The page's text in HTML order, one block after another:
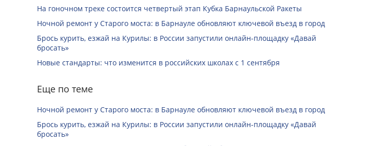
На гоночном треке состоится четвертый этап Кубка Барнаульской Ракеты
Ночной ремонт у Старого моста: в Барнауле обновляют ключевой въезд в город
Брось курить, езжай на Курилы: в России запустили онлайн-­площадку «Давай
бросать»
Новые стандарты: что изменится в российских школах с 1 сентября
Еще по теме
Ночной ремонт у Старого моста: в Барнауле обновляют ключевой въезд в город
Брось курить, езжай на Курилы: в России запустили онлайн-­площадку «Давай
бросать»